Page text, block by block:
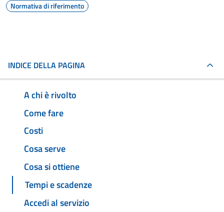
Normativa di riferimento
INDICE DELLA PAGINA
A chi è rivolto
Come fare
Costi
Cosa serve
Cosa si ottiene
Tempi e scadenze
Accedi al servizio